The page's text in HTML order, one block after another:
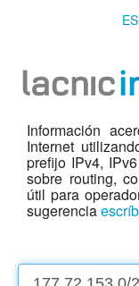
Información
Internet
prefijo IPv4,
sobre routing,
útil para
sugerencia